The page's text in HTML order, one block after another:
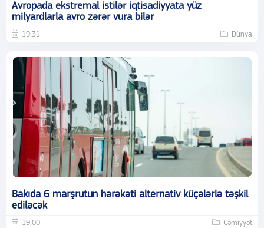
Avropada ekstremal istilər iqtisadiyyata yüz
milyardlarla avro zərər vura bilər
19:31 Dünya
Bakıda 6 marşrutun hərəkəti alternativ küçələrlə təşkil
ediləcək
19:00 Cəmiyyət